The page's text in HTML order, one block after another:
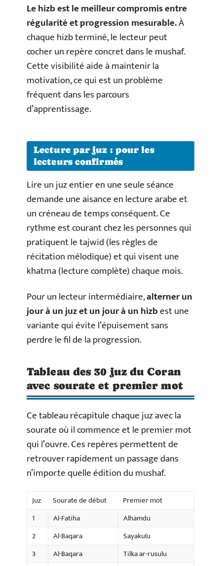
Le hizb est le meilleur compromis entre
régularité et progression mesurable.À
chaque hizb terminé, le lecteur peut
cocher un repère concret dans le mushaf.
Cette visibilité aide à maintenir la
motivation, ce qui est un problème
fréquent dans les parcours
d’apprentissage.
Lecture par juz : pour les
lecteurs confirmés
Lire un juz entier en une seule séance
demande une aisance en lecture arabe et
un créneau de temps conséquent. Ce
rythme est courant chez les personnes qui
pratiquent le tajwid (les règles de
récitation mélodique) et qui visent une
khatma (lecture complète) chaque mois.
Pour un lecteur intermédiaire,alterner un
jour à un juz et un jour à un hizbest une
variante qui évite l’épuisement sans
perdre le fil de la progression.
Tableau des 30 juz du Coran
avec sourate et premier mot
Ce tableau récapitule chaque juz avec la
sourate où il commence et le premier mot
qui l’ouvre. Ces repères permettent de
retrouver rapidement un passage dans
n’importe quelle édition du mushaf.
Juz Sourate de début
Premier mot
1
Al-Fatiha
Alhamdu
2
Al-Baqara
Sayakulu
3
Al-Baqara
Tilka ar-rusulu